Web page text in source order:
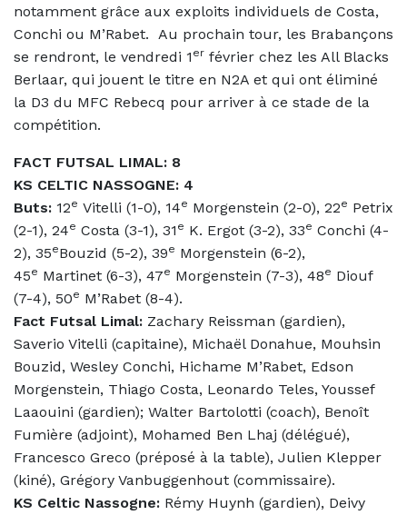
notamment grâce aux exploits individuels de Costa,
Conchi ou M’Rabet. Au prochain tour, les Brabançons
se rendront, le vendredi 1 er février chez les All Blacks
Berlaar, qui jouent le titre en N2A et qui ont éliminé
la D3 du MFC Rebecq pour arriver à ce stade de la
compétition.
FACT FUTSAL LIMAL: 8
KS CELTIC NASSOGNE: 4
Buts: 12e Vitelli (1-0), 14e Morgenstein (2-0), 22e Petrix
(2-1), 24e Costa (3-1), 31 e K. Ergot (3-2), 33e Conchi (4-
2), 35eBouzid (5-2), 39e Morgenstein (6-2),
45e Martinet (6-3), 47e Morgenstein (7-3), 48e Diouf
(7-4), 50e M’Rabet (8-4).
Fact Futsal Limal: Zachary Reissman (gardien),
Saverio Vitelli (capitaine), Michaël Donahue, Mouhsin
Bouzid, Wesley Conchi, Hichame M’Rabet, Edson
Morgenstein, Thiago Costa, Leonardo Teles, Youssef
Laaouini (gardien); Walter Bartolotti (coach), Benoît
Fumière (adjoint), Mohamed Ben Lhaj (délégué),
Francesco Greco (préposé à la table), Julien Klepper
(kiné), Grégory Vanbuggenhout (commissaire).
KS Celtic Nassogne: Rémy Huynh (gardien), Deivy